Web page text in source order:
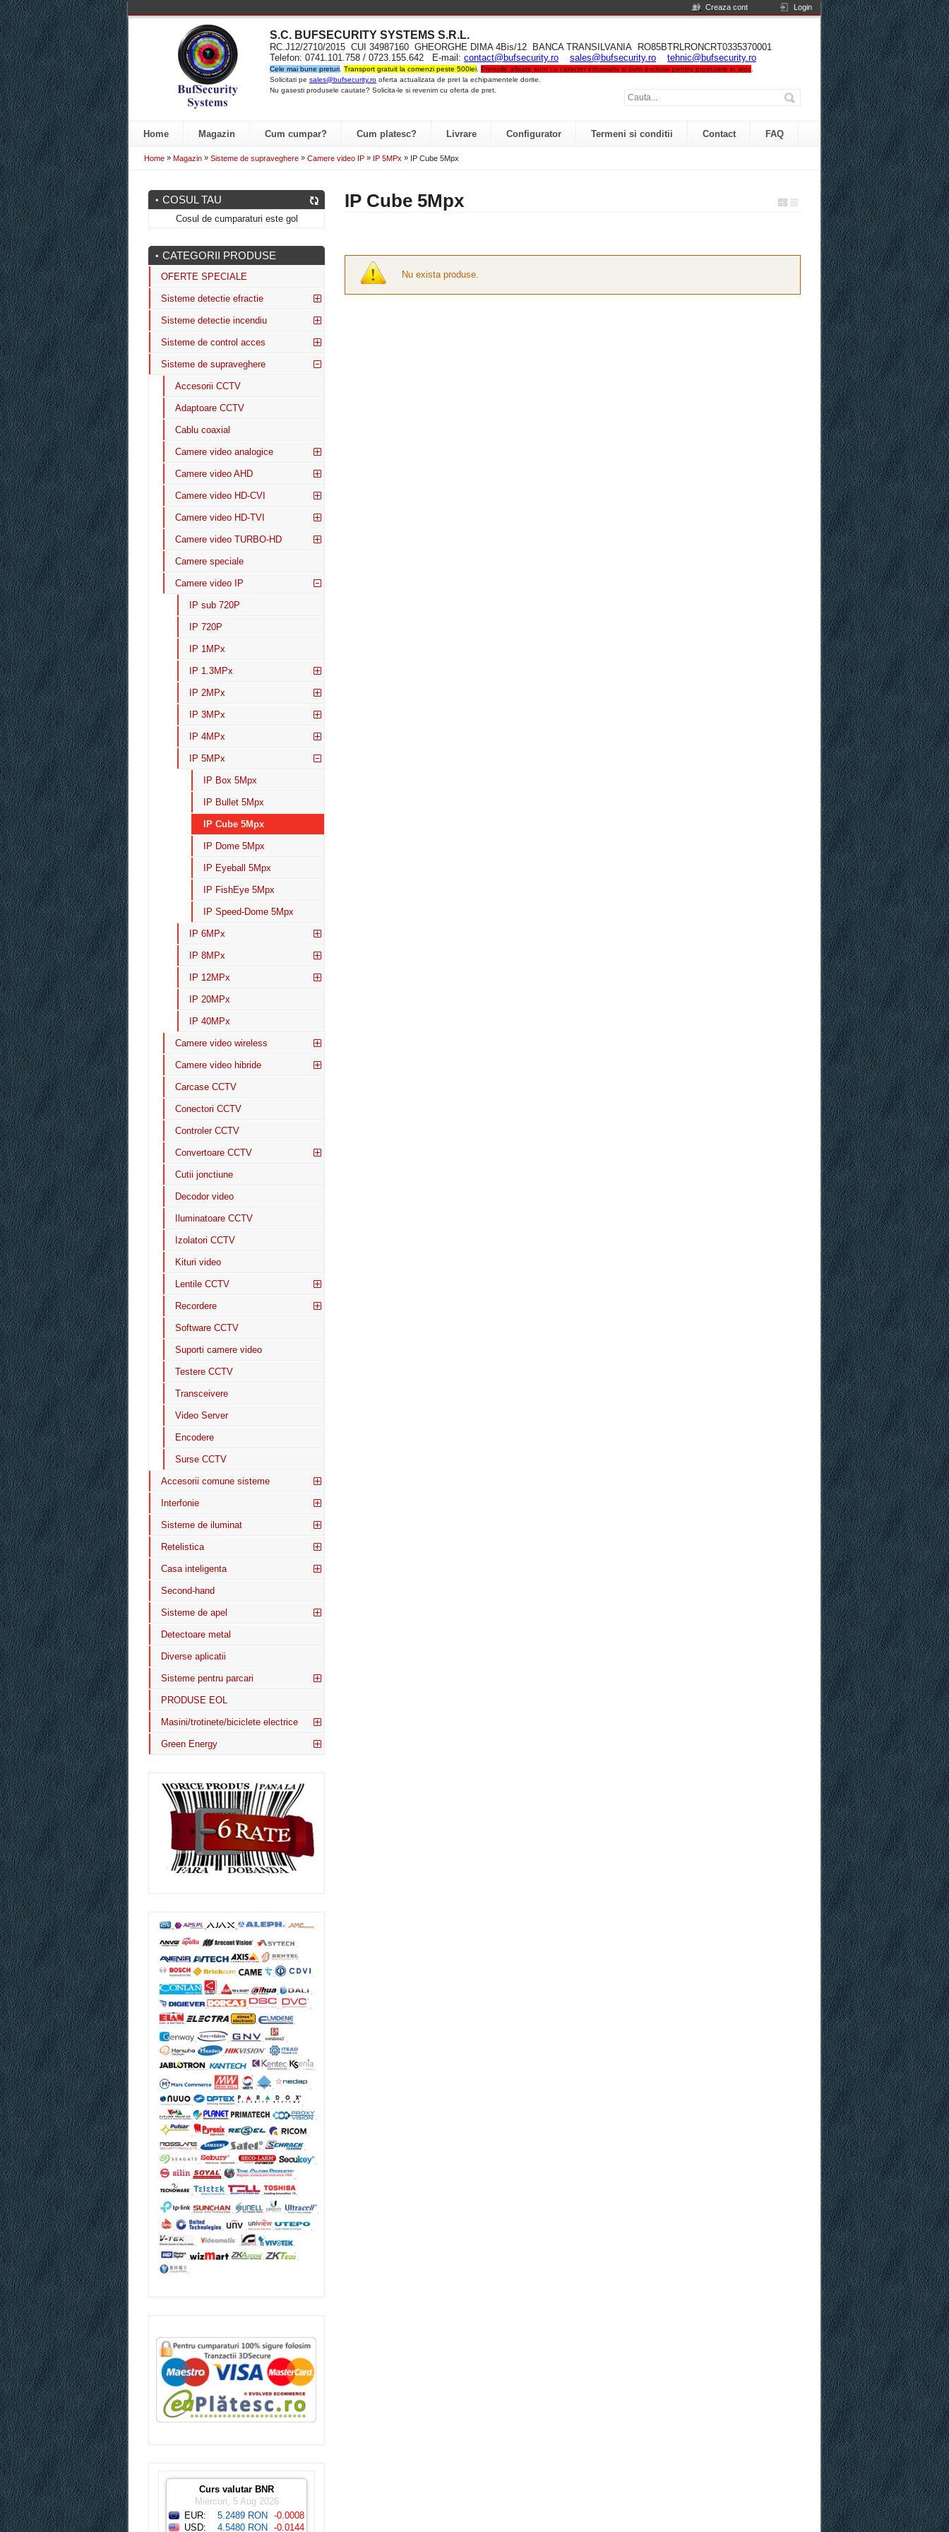
Creaza cont Login
S.C. BUFSECURITY SYSTEMS S.R.L.
RC.J12/2710/2015 CUI 34987160 GHEORGHE DIMA 4Bis/12 BANCA TRANSILVANIA RO85BTRLRONCRT0335370001
Telefon: 0741.101.758 / 0723.155.642 E-mail: contact@bufsecurity.ro sales@bufsecurity.ro tehnic@bufsecurity.ro
Cele mai bune preturi Transport gratuit la comenzi peste 500lei Preturile afisate sunt cu caracter informativ si sunt exclusiv pentru produsele in stoc
Solicitati pe sales@bufsecurity.ro oferta actualizata de pret la echipamentele dorite.
Nu gasesti produsele cautate? Solicita-le si revenim cu oferta de pret.
Home Magazin Cum cumpar? Cum platesc? Livrare Configurator Termeni si conditii Contact FAQ
Home » Magazin » Sisteme de supraveghere » Camere video IP » IP 5MPx » IP Cube 5Mpx
IP Cube 5Mpx
Nu exista produse.
COSUL TAU
Cosul de cumparaturi este gol
CATEGORII PRODUSE
OFERTE SPECIALE
Sisteme detectie efractie
Sisteme detectie incendiu
Sisteme de control acces
Sisteme de supraveghere
Accesorii CCTV
Adaptoare CCTV
Cablu coaxial
Camere video analogice
Camere video AHD
Camere video HD-CVI
Camere video HD-TVI
Camere video TURBO-HD
Camere speciale
Camere video IP
IP sub 720P
IP 720P
IP 1MPx
IP 1.3MPx
IP 2MPx
IP 3MPx
IP 4MPx
IP 5MPx
IP Box 5Mpx
IP Bullet 5Mpx
IP Cube 5Mpx
IP Dome 5Mpx
IP Eyeball 5Mpx
IP FishEye 5Mpx
IP Speed-Dome 5Mpx
IP 6MPx
IP 8MPx
IP 12MPx
IP 20MPx
IP 40MPx
Camere video wireless
Camere video hibride
Carcase CCTV
Conectori CCTV
Controler CCTV
Convertoare CCTV
Cutii jonctiune
Decodor video
Iluminatoare CCTV
Izolatori CCTV
Kituri video
Lentile CCTV
Recordere
Software CCTV
Suporti camere video
Testere CCTV
Transceivere
Video Server
Encodere
Surse CCTV
Accesorii comune sisteme
Interfonie
Sisteme de iluminat
Retelistica
Casa inteligenta
Second-hand
Sisteme de apel
Detectoare metal
Diverse aplicatii
Sisteme pentru parcari
PRODUSE EOL
Masini/trotinete/biciclete electrice
Green Energy
Curs valutar BNR
Miercuri, 5 Aug 2026
EUR:
5.2489 RON
-0.0008
USD:
4.5480 RON -0.0144